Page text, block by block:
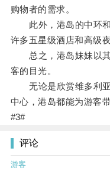
购物者的需求。
此外，港岛的中环和
许多五星级酒店和高级
总之，港岛妹妹以其
客的目光。
无论是欣赏维多利亚
中心，港岛都能为游客
#3#
评论
游客